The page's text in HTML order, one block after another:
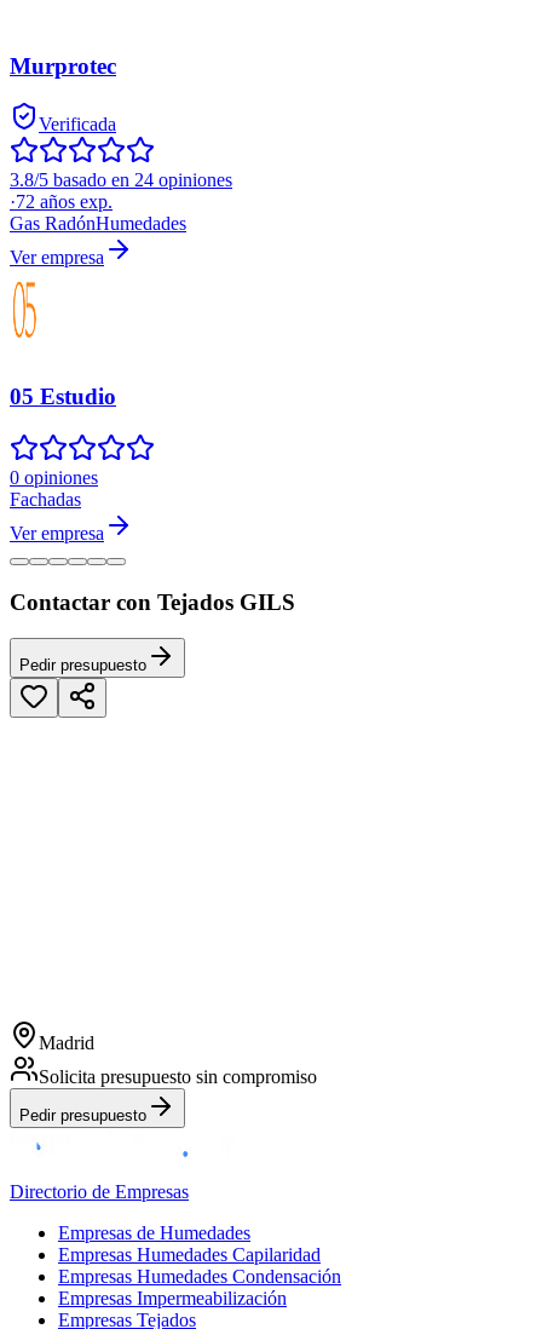
Murprotec
Verificada
3.8/5 basado en 24 opiniones
·72 años exp.
Gas RadónHumedades
Ver empresa
05 Estudio
0 opiniones
Fachadas
Ver empresa
Contactar con Tejados GILS
Pedir presupuesto
Madrid
Solicita presupuesto sin compromiso
Pedir presupuesto
Directorio de Empresas
Empresas de Humedades
Empresas Humedades Capilaridad
Empresas Humedades Condensación
Empresas Impermeabilización
Empresas Tejados